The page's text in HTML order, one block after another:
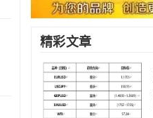
精彩文章